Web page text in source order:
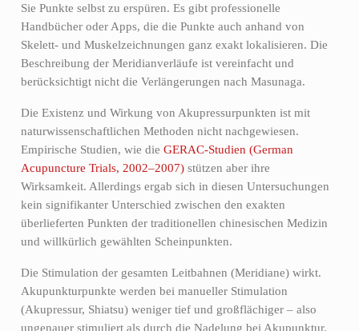
Sie Punkte selbst zu erspüren. Es gibt professionelle
Handbücher oder Apps, die die Punkte auch anhand von
Skelett- und Muskelzeichnungen ganz exakt lokalisieren. Die
Beschreibung der Meridianverläufe ist vereinfacht und
berücksichtigt nicht die Verlängerungen nach Masunaga.
Die Existenz und Wirkung von Akupressurpunkten ist mit
naturwissenschaftlichen Methoden nicht nachgewiesen.
Empirische Studien, wie die GERAC-Studien (German
Acupuncture Trials, 2002–2007)stützen aber ihre
Wirksamkeit. Allerdings ergab sich in diesen Untersuchungen
kein signifikanter Unterschied zwischen den exakten
überlieferten Punkten der traditionellen chinesischen Medizin
und willkürlich gewählten Scheinpunkten.
Die Stimulation der gesamten Leitbahnen (Meridiane) wirkt.
Akupunkturpunkte werden bei manueller Stimulation
(Akupressur, Shiatsu) weniger tief und großflächiger – also
ungenauer stimuliert als durch die Nadelung bei Akupunktur.